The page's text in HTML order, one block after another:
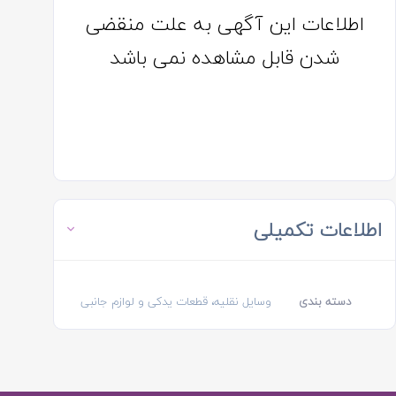
اطلاعات این آگهی به علت منقضی
شدن قابل مشاهده نمی باشد
اطلاعات تکمیلی
دسته بندی وسایل نقلیه، قطعات یدکی و لوازم جانبی